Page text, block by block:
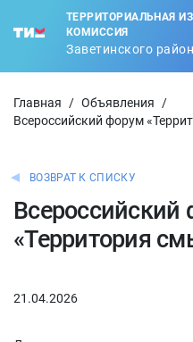
ТЕРРИТОРИАЛЬНАЯ
КОМИССИЯ
Заветинского
Главная / Объявления
/
Всероссийский форум
ВОЗВРАТ К СПИСКУ
Всероссийский
«Территория
21.04.2026